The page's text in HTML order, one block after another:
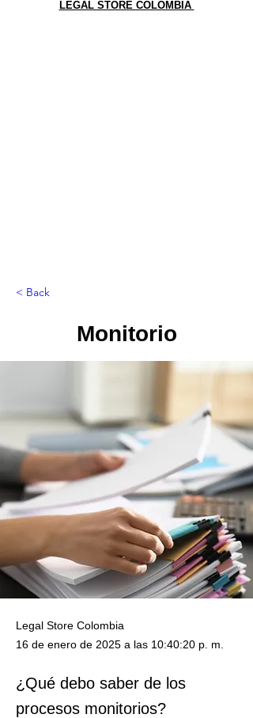
LEGAL STORE COLOMBIA
< Back
Monitorio
Legal Store Colombia
16 de enero de 2025 a las 10:40:20 p. m.
¿Qué debo saber de los
procesos monitorios?